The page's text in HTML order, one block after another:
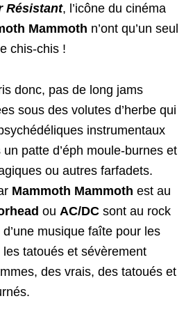
Résistant, l’icône du cinéma
Mammoth n’ont qu’un seul
chis-chis !
donc, pas de long jams
sous des volutes d’herbe qui
instrumentaux
patte d’éph moule-burnes et
ou autres farfadets.
Mammoth Mammoth est au
ou AC/DC sont au rock
d’une musique faîte pour les
tatoués et sévèrement
des vrais, des tatoués et